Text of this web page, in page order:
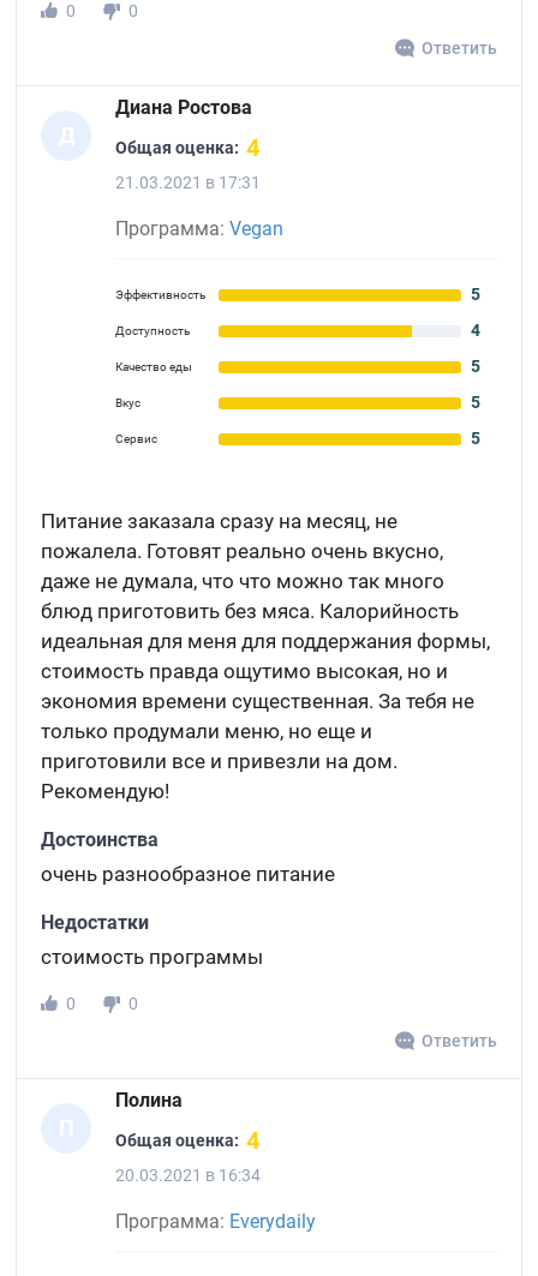
0
0
Ответить
Д
Диана Ростова
Общая оценка: 4
21.03.2021 в 17:31
Программа: Vegan
Эффективность 5
Доступность 4
Качество еды 5
Вкус 5
Сервис 5
Питание заказала сразу на месяц, не
пожалела. Готовят реально очень вкусно,
даже не думала, что что можно так много
блюд приготовить без мяса. Калорийность
идеальная для меня для поддержания формы,
стоимость правда ощутимо высокая, но и
экономия времени существенная. За тебя не
только продумали меню, но еще и
приготовили все и привезли на дом.
Рекомендую!
Достоинства
очень разнообразное питание
Недостатки
стоимость программы
0
0
Ответить
П
Полина
Общая оценка: 4
20.03.2021 в 16:34
Программа: Everydaily